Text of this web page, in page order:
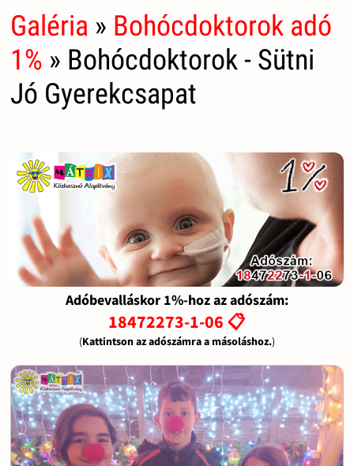
Galéria » Bohócdoktorok adó
1% » Bohócdoktorok - Sütni
Jó Gyerekcsapat
Adóbevalláskor 1%-hoz az adószám:
18472273-1-06 📋
(Kattintson az adószámra a másoláshoz.)